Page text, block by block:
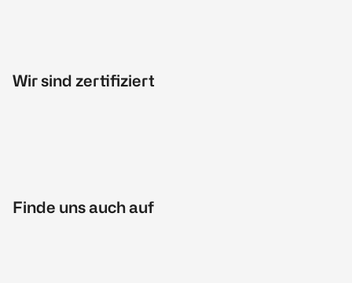
Wir sind zertifiziert
Finde uns auch auf